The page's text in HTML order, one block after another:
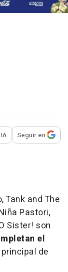
para
IA Seguir en
Tank and The
Pastori,
Sister! son
el
de